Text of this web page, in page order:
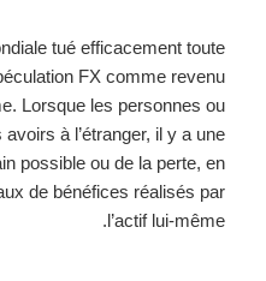
tué efficacement toute
FX comme revenu
Lorsque les personnes ou
à l’étranger, il y a une
possible ou de la perte, en
de bénéfices réalisés par
l’actif lui-même.